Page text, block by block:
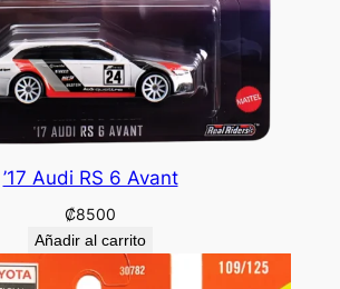
’17 Audi RS 6 Avant
₡8500
Añadir al carrito